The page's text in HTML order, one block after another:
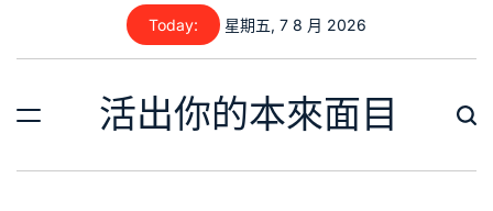
content
Today: 星期五, 7 8 月 2026
活出你的本來面目